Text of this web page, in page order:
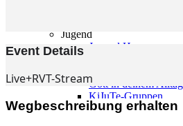
Jugend
Jugend Home
Gott in deinem Alltag
KiJuTe-Gruppen
Freizeiten 2026
Event Details
Live+RVT-Stream
Wegbeschreibung erhalten